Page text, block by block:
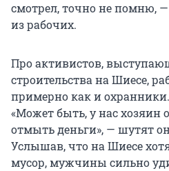
смотрел, точно не помню, —
из рабочих.
Про активистов,
строительства на Шиесе,
примерно как и
«Может быть, у нас хозяин
отмыть деньги», — шутят
Услышав, что на Шиесе
мусор, мужчины сильно